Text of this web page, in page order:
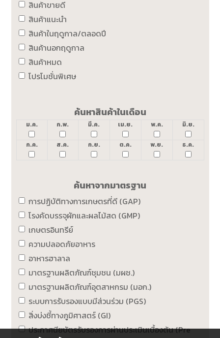
สินค้าขายดี
สินค้าแนะนำ
สินค้าในฤดูกาล/ตลอดปี
สินค้านอกฤดูกาล
สินค้าหมด
โปรโมชั่นพิเศษ
ค้นหาสินค้าในเดือน
ม.ค. ก.พ. มี.ค. เม.ย. พ.ค. มิ.ย.
ก.ค. ส.ค. ก.ย. ต.ค. พ.ย. ธ.ค.
ค้นหาจากมาตรฐาน
การปฏิบัติทางการเกษตรที่ดี (GAP)
โรงคัดบรรจุผักและผลไม้สด (GMP)
เกษตรอินทรีย์
ความปลอดภัยอาหาร
อาหารฮาลาล
มาตรฐานผลิตภัณฑ์ชุมชน (มผช.)
มาตรฐานผลิตภัณฑ์อุตสาหกรม (มอก.)
ระบบการรับรองแบบมีส่วนร่วม (PGS)
สิ่งบ่งชี้ทางภูมิศาสตร์ (GI)
ประกาศนียบัตรรับรองการผ่านประเมินเบื้องต้น (Pre